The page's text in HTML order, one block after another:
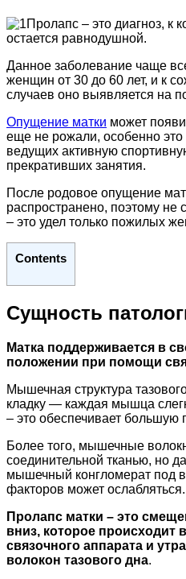
Пролапс – это диагноз, к
остается равнодушной.
Данное заболевание чаще
женщин от 30 до 60 лет, и к
случаев оно выявляется на
Опущение матки может
еще не рожали, особенно
ведущих активную
прекративших занятия.
После родовое опущение
распространено, поэтому не
– это удел только пожилых
Contents
Сущность
Матка поддерживается в
положении при помощи
Мышечная структура
кладку — каждая мышца
– это обеспечивает большую
Более того, мышечные
соединительной тканью, но
мышечный конгломерат под
факторов может ослабляться.
Пролапс матки – это
вниз, которое происходит
связочного аппарата и
волокон тазового дна.